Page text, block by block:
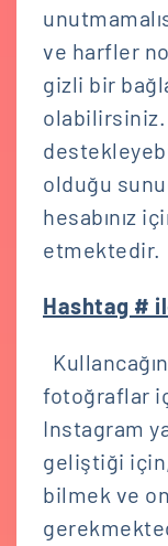
ve harfler
gizli bir
olabilirsiniz.
olduğu
hesabınız
etmektedir.
Hashtag #
fotoğraflar
Instagram
geliştiği
bilmek ve